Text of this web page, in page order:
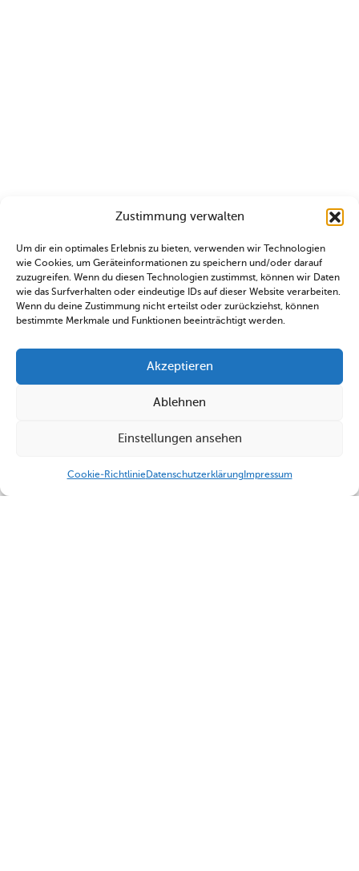
Zustimmung verwalten
Um dir ein optimales Erlebnis zu bieten, verwenden wir Technologien
wie Cookies, um Geräteinformationen zu speichern und/oder darauf
zuzugreifen. Wenn du diesen Technologien zustimmst, können wir Daten
wie das Surfverhalten oder eindeutige IDs auf dieser Website verarbeiten.
Wenn du deine Zustimmung nicht erteilst oder zurückziehst, können
bestimmte Merkmale und Funktionen beeinträchtigt werden.
Akzeptieren
Ablehnen
Einstellungen ansehen
Cookie-RichtlinieDatenschutzerklärungImpressum